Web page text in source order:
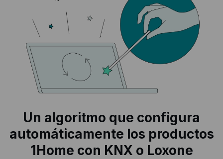
Un algoritmo que configura
automáticamente los productos
1Home con KNX o Loxone